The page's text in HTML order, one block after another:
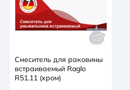
Смеситель для раковины
встраиваемый Raglo
R51.11 (хром)